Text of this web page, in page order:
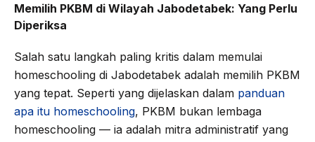
Memilih PKBM di Wilayah Jabodetabek: Yang Perlu
Diperiksa
Salah satu langkah paling kritis dalam memulai
homeschooling di Jabodetabek adalah memilih PKBM
yang tepat. Seperti yang dijelaskan dalam panduan
apa itu homeschooling, PKBM bukan lembaga
homeschooling — ia adalah mitra administratif yang